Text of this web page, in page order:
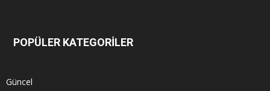
POPÜLER KATEGORİLER
Güncel